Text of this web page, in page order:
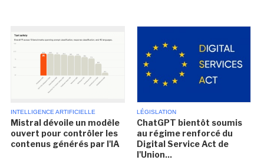
INTELLIGENCE ARTIFICIELLE
Mistral dévoile un modèle
ouvert pour contrôler les
contenus générés par l'IA
LÉGISLATION
ChatGPT bientôt soumis
au régime renforcé du
Digital Service Act de
l'Union...